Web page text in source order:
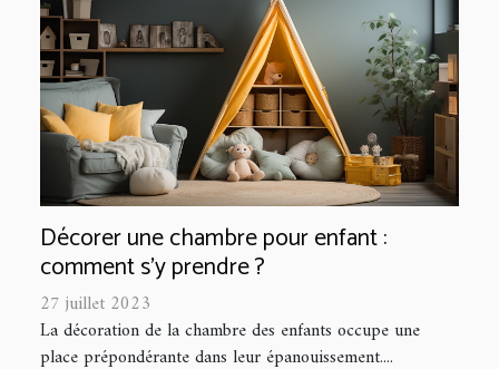
Décorer une chambre pour enfant :
comment s’y prendre ?
27 juillet 2023
La décoration de la chambre des enfants occupe une
place prépondérante dans leur épanouissement....